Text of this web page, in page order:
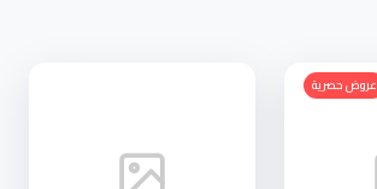
عروض حصرية